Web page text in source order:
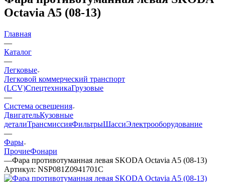
Octavia A5 (08-13)
Главная
—
Каталог
—
Легковые
Легковой коммерческий транспорт
(LCV)СпецтехникаГрузовые
—
Система освещения
ДвигательКузовные
деталиТрансмиссияФильтрыШассиЭлектрооборудование
—
Фары
ПрочиеФонари
—Фара противотуманная левая SKODA Octavia A5 (08-13)
Артикул: NSP081Z0941701C